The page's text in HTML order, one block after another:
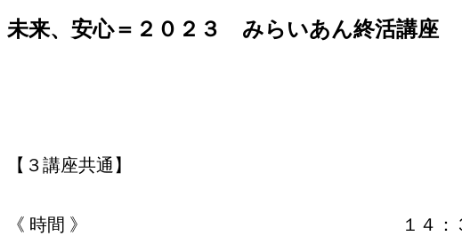
未来、安心＝２０２３ みらいあん終活講座
【３講座共通】
《 時間 》 １４：